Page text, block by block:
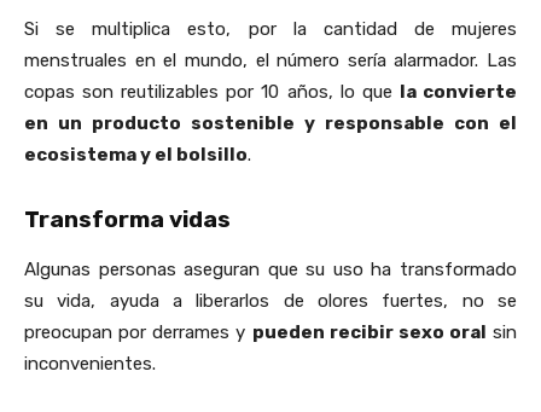
Si se multiplica esto, por la cantidad de mujeres
menstruales en el mundo, el número sería alarmador. Las
copas son reutilizables por 10 años, lo que la convierte
en un producto sostenible y responsable con el
ecosistema y el bolsillo.
Transforma vidas
Algunas personas aseguran que su uso ha transformado
su vida, ayuda a liberarlos de olores fuertes, no se
preocupan por derrames y pueden recibir sexo oral sin
inconvenientes.